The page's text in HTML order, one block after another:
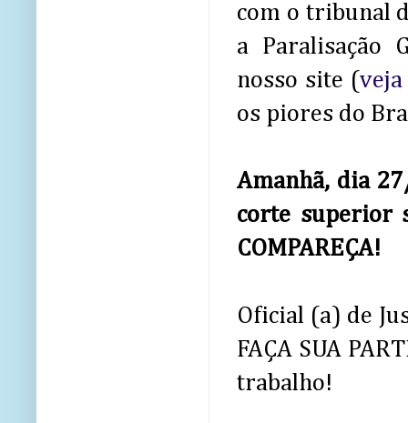
com o tribunal
a Paralisação
nosso site (
os piores do
Amanhã, dia
corte superior
COMPAREÇA!
Oficial (a) de
FAÇA SUA
trabalho!